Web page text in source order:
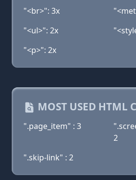
"<br>": 3x
"<ul>": 2x
"<p>": 2x
MOST USED HTML
".page_item" : 3
2
".skip-link" : 2